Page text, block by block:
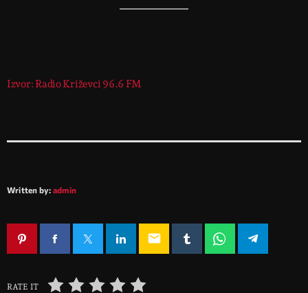
Izvor: Radio Križevci 96.6 FM
Written by: admin
email
RATE IT